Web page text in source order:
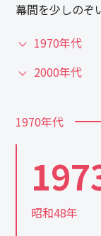
幕間を少しのぞ
1970年代
2000年代
1970年代
昭和48年